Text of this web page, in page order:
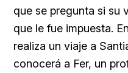
que se pregunta si su
que le fue impuesta.
realiza un viaje a
conocerá a Fer, un